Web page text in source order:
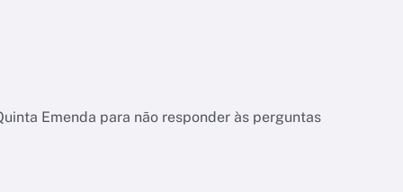
Emenda para não responder às perguntas